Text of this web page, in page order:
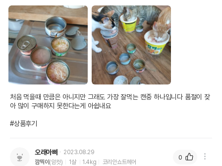
처음 먹을때 만큼은 아니지만 그래도 가장 잘먹는 캔중 하나입니다 품절이 잦
아 많이 구매하지 못한다는게 아쉽내요
#상품후기
오래아빠
2023.08.29
깜찍이 (암컷) 1살 1.4kg 코리안쇼트헤어
0